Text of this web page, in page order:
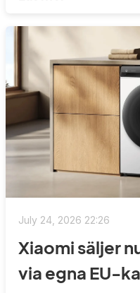
July 24, 2026 22:26
Xiaomi säljer
via egna EU-